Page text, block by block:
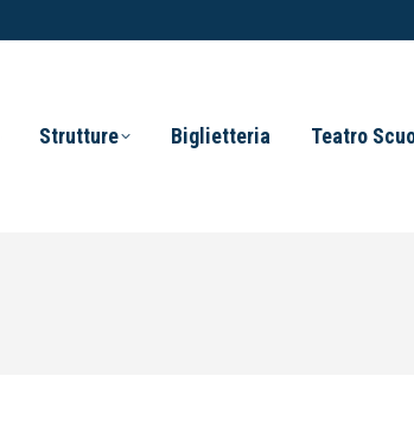
Strutture Biglietteria Teatro